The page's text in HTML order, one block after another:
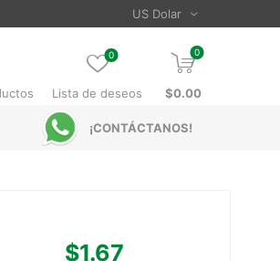
Lista de deseos
0 0
$0.00
¡CONTÁCTANOS!
$1.67